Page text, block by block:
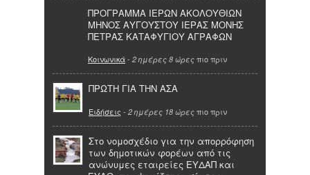
ΠΡΟΓΡΑΜΜΑ ΙΕΡΩΝ ΑΚΟΛΟΥΘΙΩΝ
ΜΗΝΟΣ ΑΥΓΟΥΣΤΟΥ ΙΕΡΑΣ ΜΟΝΗΣ
ΠΕΤΡΑΣ ΚΑΤΑΦΥΓΙΟΥ ΑΓΡΑΦΩΝ
Κοινωνικά- 2 ημέρες 8 ώρες πιο πριν
ΠΡΩΤΗ ΓΙΑ ΤΗΝ ΑΣΑ
Ειδήσεις - 2 ημέρες 18 ώρες πιο πριν
Στο νομοσχέδιο για την απορρόφηση
των δημοτικών φορέων από τις
ανώνυμες εταιρείες ΕΥΔΑΠ και